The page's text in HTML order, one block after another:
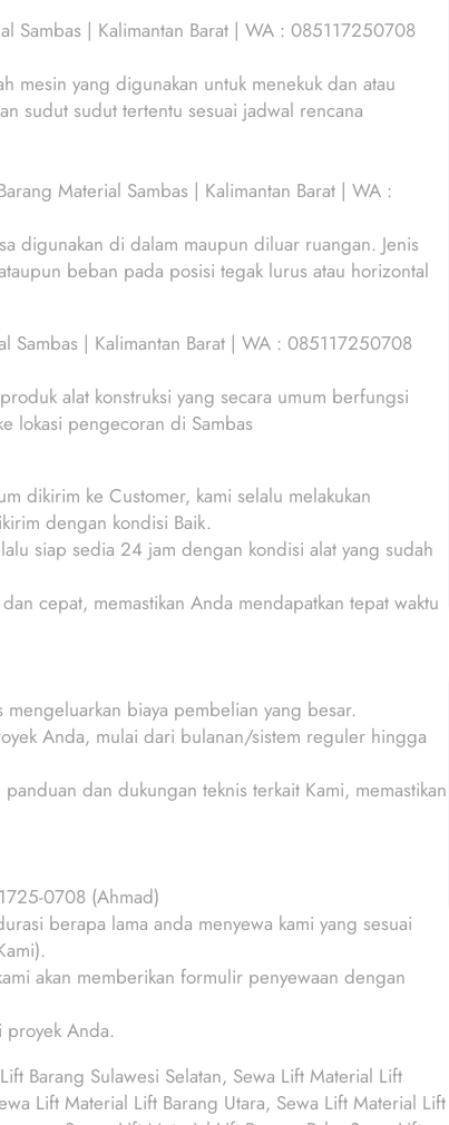
Sambas | Kalimantan Barat | WA : 085117250708
mesin yang digunakan untuk menekuk dan atau
sudut sudut tertentu sesuai jadwal rencana
Material Sambas | Kalimantan Barat | WA :
digunakan di dalam maupun diluar ruangan. Jenis
beban pada posisi tegak lurus atau horizontal
Sambas | Kalimantan Barat | WA : 085117250708
alat konstruksi yang secara umum berfungsi
lokasi pengecoran di Sambas
dikirim ke Customer, kami selalu melakukan
dengan kondisi Baik.
siap sedia 24 jam dengan kondisi alat yang sudah
cepat, memastikan Anda mendapatkan tepat waktu
biaya pembelian yang besar.
Anda, mulai dari bulanan/sistem reguler hingga
dan dukungan teknis terkait Kami, memastikan
0708 (Ahmad)
berapa lama anda menyewa kami yang sesuai
akan memberikan formulir penyewaan dengan
proyek Anda.
Barang Sulawesi Selatan, Sewa Lift Material Lift
Lift Material Lift Barang Utara, Sewa Lift Material Lift